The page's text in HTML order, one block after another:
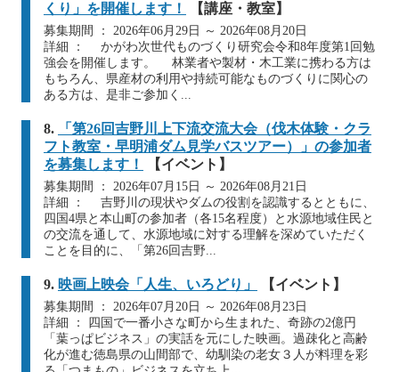
くり」を開催します！
【講座・教室】
募集期間 ： 2026年06月29日 ～ 2026年08月20日
詳細 ： かがわ次世代ものづくり研究会令和8年度第1回勉
強会を開催します。 林業者や製材・木工業に携わる方は
もちろん、県産材の利用や持続可能なものづくりに関心の
ある方は、是非ご参加く...
8.
「第26回吉野川上下流交流大会（伐木体験・クラ
フト教室・早明浦ダム見学バスツアー）」の参加者
を募集します！
【イベント】
募集期間 ： 2026年07月15日 ～ 2026年08月21日
詳細 ： 吉野川の現状やダムの役割を認識するとともに、
四国4県と本山町の参加者（各15名程度）と水源地域住民と
の交流を通して、水源地域に対する理解を深めていただく
ことを目的に、「第26回吉野...
9. 映画上映会「人生、いろどり」 【イベント】
募集期間 ： 2026年07月20日 ～ 2026年08月23日
詳細 ： 四国で一番小さな町から生まれた、奇跡の2億円
「葉っぱビジネス」の実話を元にした映画。過疎化と高齢
化が進む徳島県の山間部で、幼馴染の老女３人が料理を彩